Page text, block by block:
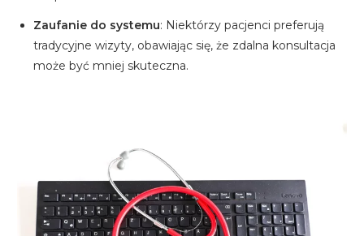
Zaufanie do systemu: Niektórzy pacjenci preferują
tradycyjne wizyty, obawiając się, że zdalna konsultacja
może być mniej skuteczna.